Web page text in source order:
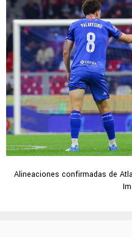
Alineaciones confirmadas de